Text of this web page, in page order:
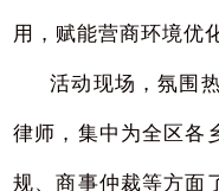
用，赋能营商环境优
活动现场，氛围热
律师，集中为全区各
规、商事仲裁等方面